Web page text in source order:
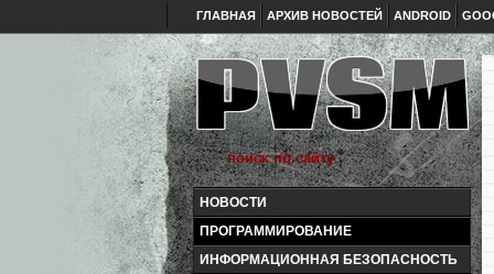
ГЛАВНАЯ АРХИВ НОВОСТЕЙ ANDROID
НОВОСТИ
ПРОГРАММИРОВАНИЕ
ИНФОРМАЦИОННАЯ БЕЗОПАСНОСТЬ